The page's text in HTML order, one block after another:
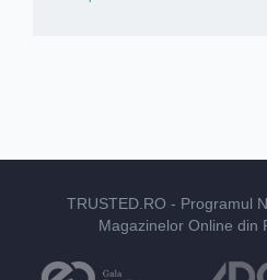
TRUSTED.RO - Programul
Magazinelor Online din